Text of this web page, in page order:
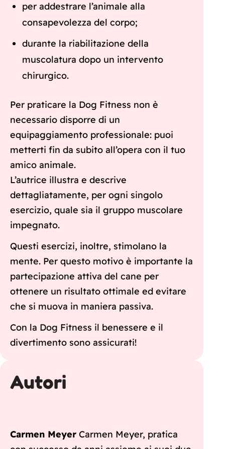
per addestrare l’animale alla
consapevolezza del corpo;
durante la riabilitazione della
muscolatura dopo un intervento
chirurgico.
Per praticare la Dog Fitness non è
necessario disporre di un
equipaggiamento professionale: puoi
metterti fin da subito all’opera con il tuo
amico animale.
L’autrice illustra e descrive
dettagliatamente, per ogni singolo
esercizio, quale sia il gruppo muscolare
impegnato.
Questi esercizi, inoltre, stimolano la
mente. Per questo motivo è importante la
partecipazione attiva del cane per
ottenere un risultato ottimale ed evitare
che si muova in maniera passiva.
Con la Dog Fitness il benessere e il
divertimento sono assicurati!
Autori
Carmen Meyer Carmen Meyer, pratica